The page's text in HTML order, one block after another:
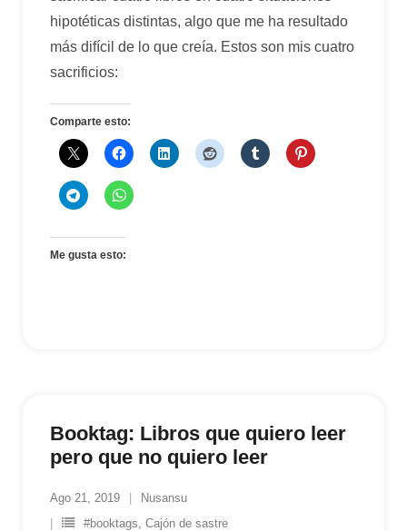
hipotéticas distintas, algo que me ha resultado
más difícil de lo que creía. Estos son mis cuatro
sacrificios:
Comparte esto:
Me gusta esto:
Booktag: Libros que quiero leer
pero que no quiero leer
Ago 21, 2019
Nusansu
#booktags, Cajón de sastre